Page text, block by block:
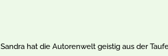
Sandra hat die Autorenwelt geistig aus der